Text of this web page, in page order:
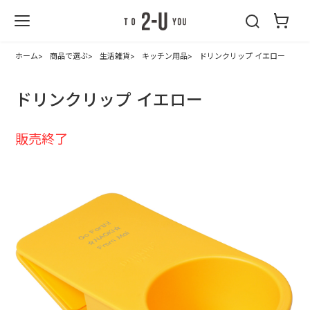
ホーム 商品で選ぶ 生活雑貨 キッチン用品 ドリンクリップ イエロー
ドリンクリップ イエロー
販売終了